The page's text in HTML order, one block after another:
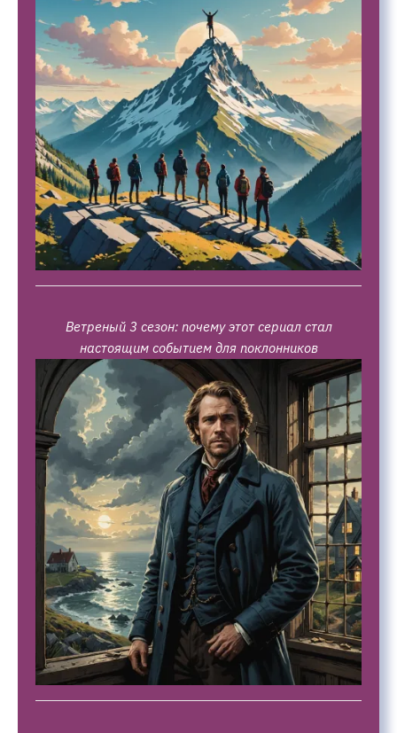
Ветреный 3 сезон: почему этот сериал стал
настоящим событием для поклонников